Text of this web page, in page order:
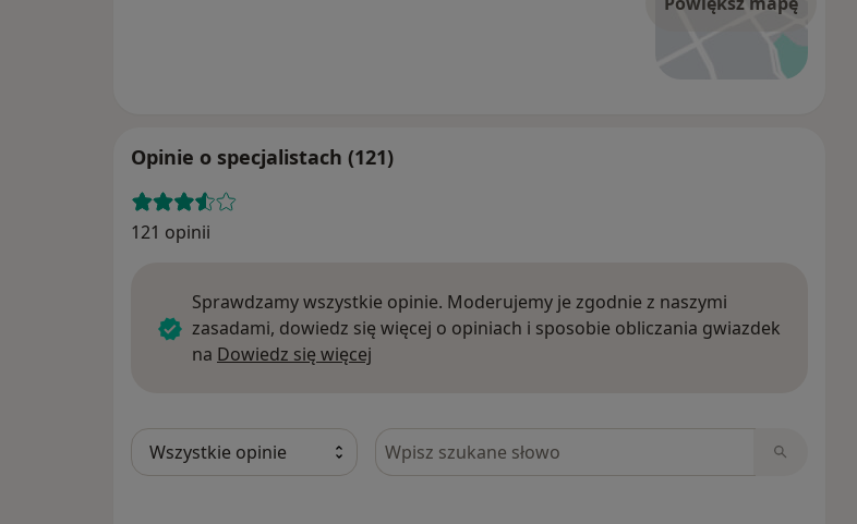
Opinie o specjalistach (121)
121 opinii
Sprawdzamy wszystkie opinie. Moderujemy je zgodnie z naszymi
zasadami, dowiedz się więcej o opiniach i sposobie obliczania gwiazdek
na Dowiedz się więcej
Szukaj w opiniach